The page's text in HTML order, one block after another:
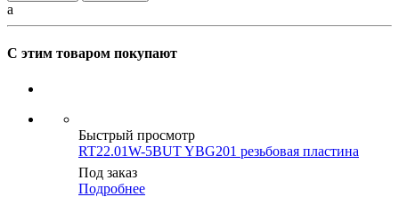
a
С этим товаром покупают
Быстрый просмотр
RT22.01W-5BUT YBG201 резьбовая пластина
Под заказ
Подробнее